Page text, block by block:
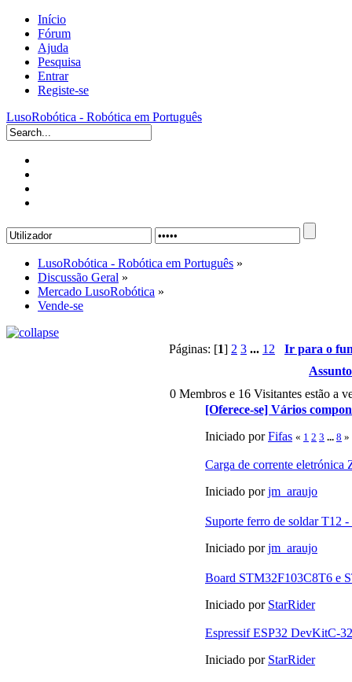
Início
Fórum
Ajuda
Pesquisa
Entrar
Registe-se
LusoRobótica - Robótica em Português
LusoRobótica - Robótica em Português »
Discussão Geral »
Mercado LusoRobótica »
Vende-se
Páginas: [1] 2 3 ... 12
Ir para o
Assunto
0 Membros e 16 Visitantes estão a
[Oferece-se] Vários
Iniciado porFifas « 1 2 3 ... 8 »
Carga de corrente
Iniciado porjm_araujo
Suporte ferro de soldar T12 -
Iniciado porjm_araujo
Board STM32F103C8T6 e
Iniciado por StarRider
Espressif ESP32 DevKitC-
Iniciado por StarRider